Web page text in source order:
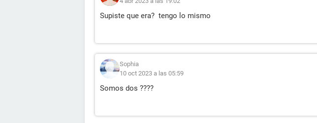
Supiste que era? tengo lo mismo
Sophia
10 oct 2023 a las 05:59
Somos dos ????